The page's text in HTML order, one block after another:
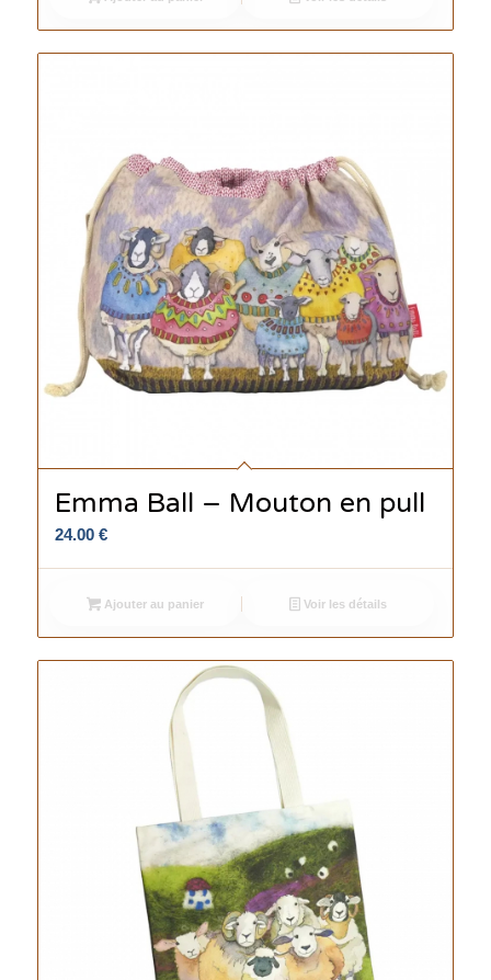
Emma Ball – Mouton en pull
24.00 €
Ajouter au panier Voir les détails